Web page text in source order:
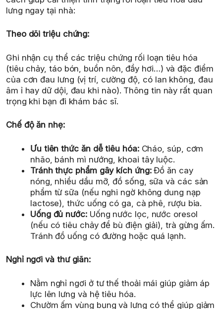
lưng ngay tại nhà:
Theo dõi triệu chứng:
Ghi nhận cụ thể các triệu chứng rối loạn tiêu hóa
(tiêu chảy, táo bón, buồn nôn, đầy hơi…) và đặc điểm
của cơn đau lưng (vị trí, cường độ, có lan không, đau
âm ỉ hay dữ dội, đau khi nào). Thông tin này rất quan
trọng khi bạn đi khám bác sĩ.
Chế độ ăn nhẹ:
Ưu tiên thức ăn dễ tiêu hóa:Cháo, súp, cơm
nhão, bánh mì nướng, khoai tây luộc.
Tránh thực phẩm gây kích ứng:Đồ ăn cay
nóng, nhiều dầu mỡ, đồ sống, sữa và các sản
phẩm từ sữa (nếu nghi ngờ không dung nạp
lactose), thức uống có ga, cà phê, rượu bia.
Uống đủ nước:Uống nước lọc, nước oresol
(nếu có tiêu chảy để bù điện giải), trà gừng ấm.
Tránh đồ uống có đường hoặc quá lạnh.
Nghỉ ngơi và thư giãn:
Nằm nghỉ ngơi ở tư thế thoải mái giúp giảm áp
lực lên lưng và hệ tiêu hóa.
Chườm ấm vùng bụng và lưng có thể giúp giảm